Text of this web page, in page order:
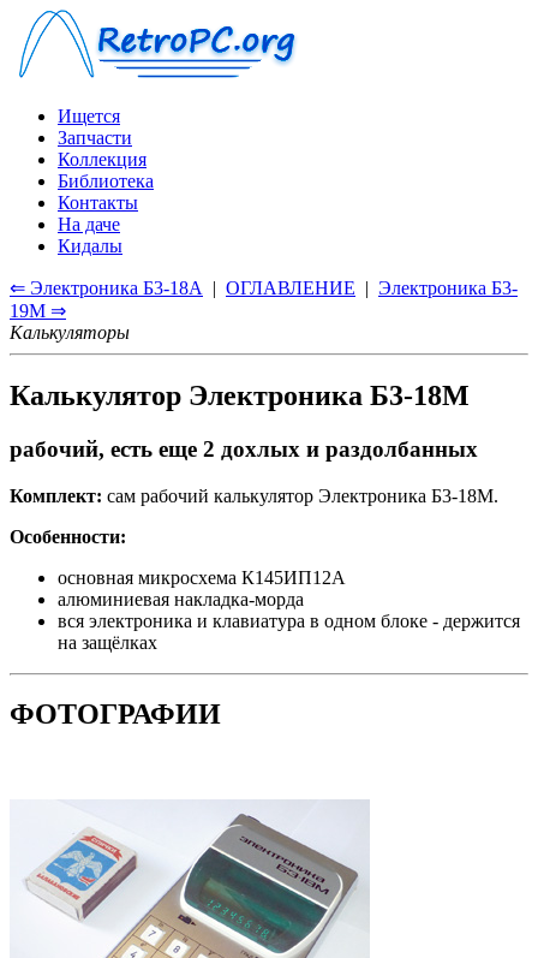
Ищется
Запчасти
Коллекция
Библиотека
Контакты
На даче
Кидалы
⇐ Электроника Б3-18А | ОГЛАВЛЕНИЕ | Электроника Б3-
19М ⇒
Калькуляторы
Калькулятор Электроника Б3-18М
рабочий, есть еще 2 дохлых и раздолбанных
Комплект: сам рабочий калькулятор Электроника Б3-18М.
Особенности:
основная микросхема К145ИП12А
алюминиевая накладка-морда
вся электроника и клавиатура в одном блоке - держится
на защёлках
ФОТОГРАФИИ